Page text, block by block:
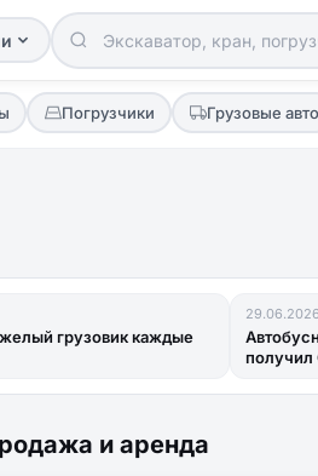
Погрузчики Грузовые авто
грузовик каждые
29.06.2026
получил
и аренда